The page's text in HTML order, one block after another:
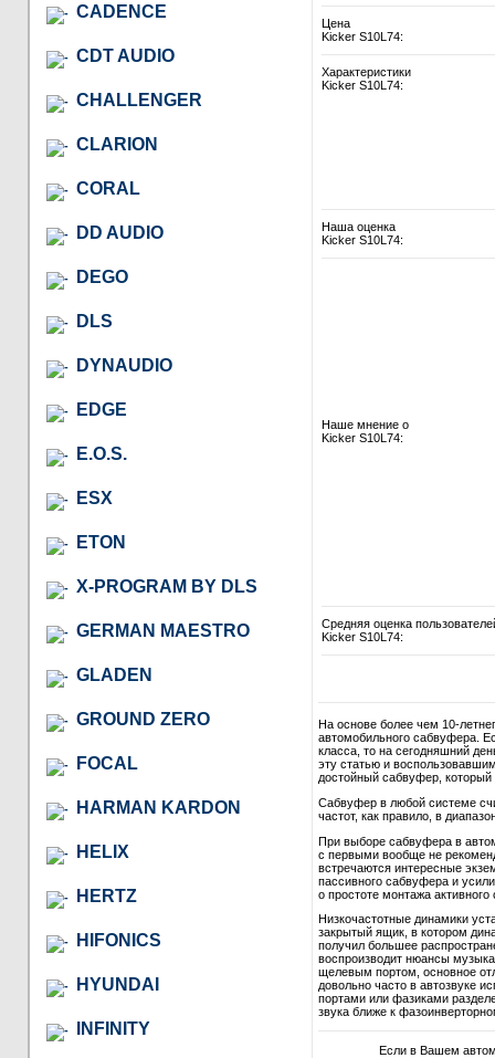
CADENCE
CDT AUDIO
CHALLENGER
CLARION
CORAL
DD AUDIO
DEGO
DLS
DYNAUDIO
EDGE
E.O.S.
ESX
ETON
X-PROGRAM BY DLS
GERMAN MAESTRO
GLADEN
GROUND ZERO
FOCAL
HARMAN KARDON
HELIX
HERTZ
HIFONICS
HYUNDAI
INFINITY
Цена
Kicker S10L74:
Характеристики
Kicker S10L74:
Наша оценка
Kicker S10L74:
Наше мнение о
Kicker S10L74:
Средняя оценка
Kicker S10L74:
На основе более чем 10-
автомобильного сабвуфера.
класса, то на сегодняшний
эту статью и
достойный сабвуфер, который
Сабвуфер в любой системе
частот, как правило, в
При выборе сабвуфера в
с первыми вообще не
встречаются интересные
пассивного сабвуфера и
о простоте монтажа
Низкочастотные динамики
закрытый ящик, в котором
получил большее
воспроизводит нюансы
щелевым портом, основное
довольно часто в автозвуке
портами или фазиками
звука ближе к
Если в Вашем